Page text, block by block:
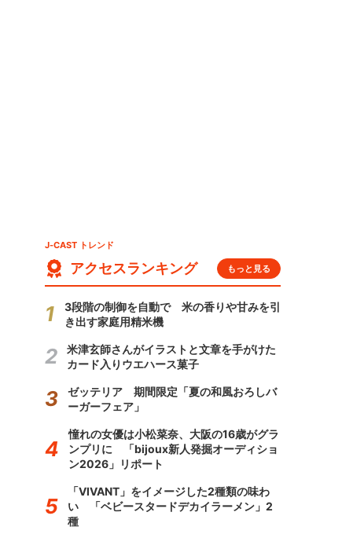
J-CAST トレンド
アクセスランキング もっと見る
3段階の制御を自動で 米の香りや甘みを引
き出す家庭用精米機
米津玄師さんがイラストと文章を手がけた
カード入りウエハース菓子
ゼッテリア 期間限定「夏の和風おろしバ
ーガーフェア」
憧れの女優は小松菜奈、大阪の16歳がグラ
ンプリに 「bijoux新人発掘オーディショ
ン2026」リポート
「VIVANT」をイメージした2種類の味わ
い 「ベビースタードデカイラーメン」2
種